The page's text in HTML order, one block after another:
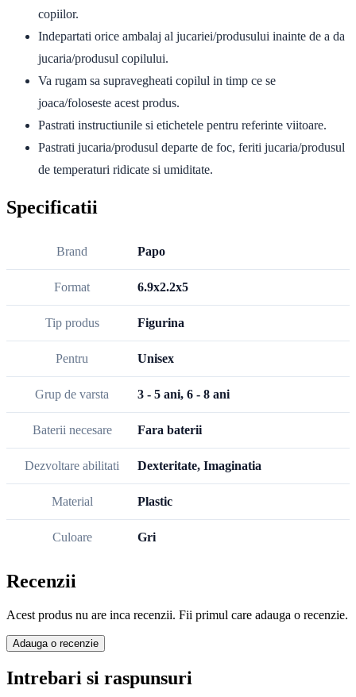
copiilor.
Indepartati orice ambalaj al jucariei/produsului inainte de a da
jucaria/produsul copilului.
Va rugam sa supravegheati copilul in timp ce se
joaca/foloseste acest produs.
Pastrati instructiunile si etichetele pentru referinte viitoare.
Pastrati jucaria/produsul departe de foc, feriti jucaria/produsul
de temperaturi ridicate si umiditate.
Specificatii
Brand Papo
Format 6.9x2.2x5
Tip produs Figurina
Pentru Unisex
Grup de varsta 3 - 5 ani, 6 - 8 ani
Baterii necesare Fara baterii
Dezvoltare abilitati Dexteritate, Imaginatia
Material Plastic
Culoare Gri
Recenzii
Acest produs nu are inca recenzii. Fii primul care adauga o recenzie.
Adauga o recenzie
Intrebari si raspunsuri